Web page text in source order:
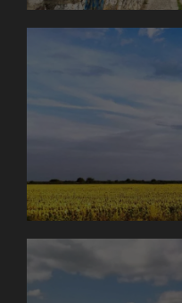
ove lepe šetnje.